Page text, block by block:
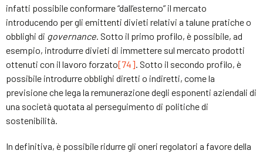
infatti possibile conformare “dall’esterno” il mercato
introducendo per gli emittenti divieti relativi a talune pratiche o
obblighi di governance. Sotto il primo profilo, è possibile, ad
esempio, introdurre divieti di immettere sul mercato prodotti
ottenuti con il lavoro forzato[74]. Sotto il secondo profilo, è
possibile introdurre obblighi diretti o indiretti, come la
previsione che lega la remunerazione degli esponenti aziendali di
una società quotata al perseguimento di politiche di
sostenibilità.
In definitiva, è possibile ridurre gli oneri regolatori a favore della